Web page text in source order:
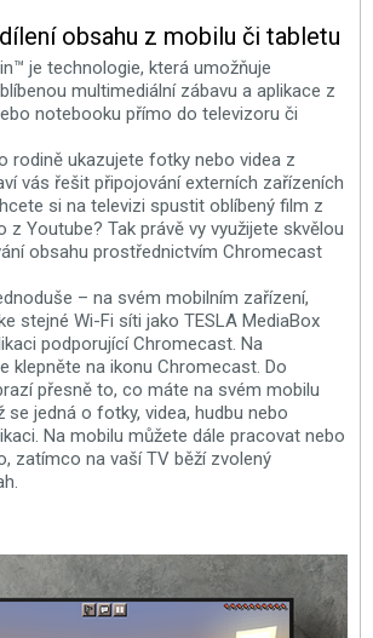
obsahu z mobilu či tabletu
je technologie, která umožňuje
multimediální zábavu a aplikace z
notebooku přímo do televizoru či
rodině ukazujete fotky nebo videa z
vás řešit připojování externích zařízeních
si na televizi spustit oblíbený film z
z Youtube? Tak právě vy využijete skvělou
obsahu prostřednictvím Chromecast
– na svém mobilním zařízení,
stejné Wi-Fi síti jako TESLA MediaBox
podporující Chromecast. Na
klepněte na ikonu Chromecast. Do
přesně to, co máte na svém mobilu
se jedná o fotky, videa, hudbu nebo
Na mobilu můžete dále pracovat nebo
zatímco na vaší TV běží zvolený